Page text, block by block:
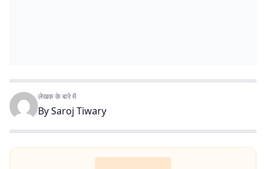
लेखक के बारे में
BySaroj Tiwary